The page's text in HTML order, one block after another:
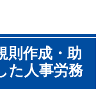
査ではまず企業の現状を
チェックしていき、問題
いること、問題となり
とを浮き彫りにしていき
そのうえで、見えてきた
則作成・助
た人事労務